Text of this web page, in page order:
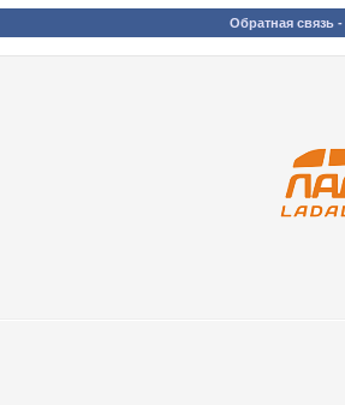
Обратная связь -